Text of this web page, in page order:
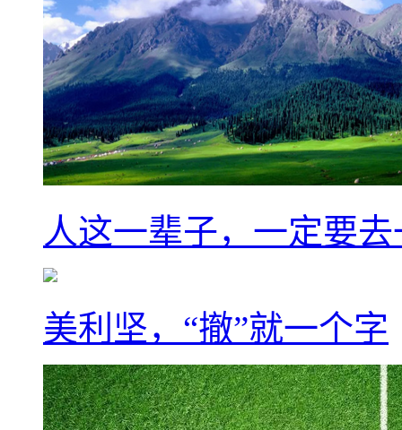
人这一辈子，一定要
美利坚，“撤”就一个字